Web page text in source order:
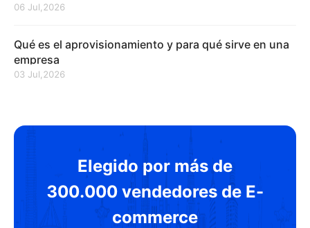
06 Jul,2026
Qué es el aprovisionamiento y para qué sirve en una
empresa
03 Jul,2026
Elegido por más de
300.000 vendedores de E-
commerce